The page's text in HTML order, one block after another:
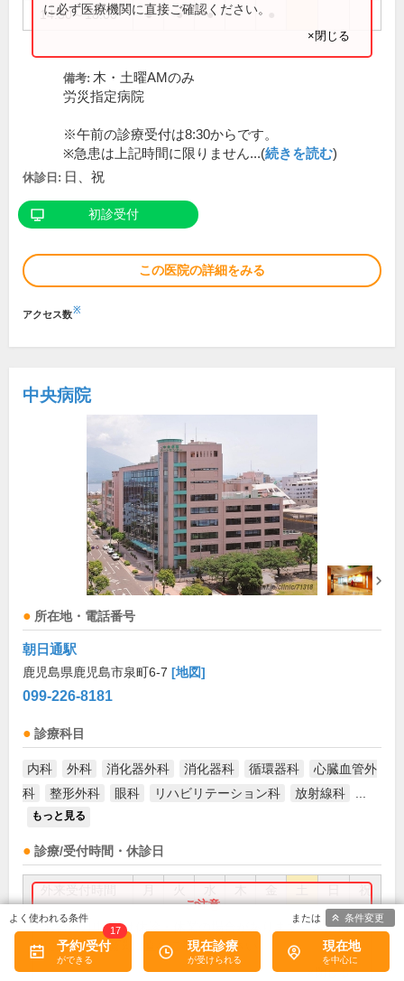
14:30～18:00 ● ● ●
に必ず医療機関に直接ご確認ください。
×閉じる
備考: 木・土曜AMのみ
労災指定病院
※午前の診療受付は8:30からです。
※急患は上記時間に限りません...(続きを読む)
休診日: 日、祝
初診受付
この医院の詳細をみる
アクセス数※
中央病院
所在地・電話番号
朝日通駅
鹿児島県鹿児島市泉町6-7 [地図]
099-226-8181
診療科目
内科 外科 消化器外科 消化器科 循環器科
心臓血管外
科
整形外科 眼科 リハビリテーション科 放射線科
もっと見る
診療/受付時間・休診日
祝
8:30～13:00 ●
14:00～17:30 ● ● ●
お盆(8月中旬)は休診・休業の場合があります。来院前
に必ず医療機関に直接ご確認ください。
×閉じる
予約/受付
17
現在診療 現在地
条件変更